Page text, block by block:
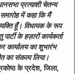
प्रत्याशी चेतन्य
में कहा कि मैं
हूँ। विधायक के रूप
के हज़ारों कार्यकर्ता
कार्यालय का शुभारंभ
का संकल्प लिया।
के प्रदेश, जिला,